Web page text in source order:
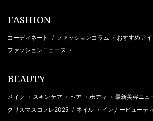
FASHION
コーディネート / ファッションコラム / おすすめア
ファッションニュース /
BEAUTY
メイク / スキンケア / ヘア / ボディ / 最新美容ニュ
クリスマスコフレ2025 / ネイル / インナービューティ